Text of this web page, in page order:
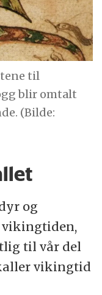
til
blir omtalt
(Bilde:
og
til vår del
vikingtid